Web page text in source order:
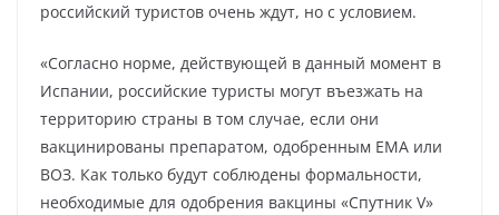
российский туристов очень ждут, но с условием.
«Согласно норме, действующей в данный момент в
Испании, российские туристы могут въезжать на
территорию страны в том случае, если они
вакцинированы препаратом, одобренным EMA или
ВОЗ. Как только будут соблюдены формальности,
необходимые для одобрения вакцины «Спутник V»